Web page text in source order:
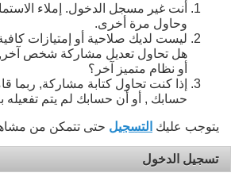
أنت غير مسجل الدخول. إملاء
وحاول مرة أخرى.
ليست لديك صلاحية أو إمتيازات
هل تحاول تعديل مشاركة شخص آخر,
أو نظام متميز آخر؟
إذا كنت تحاول كتابة مشاركة, ربما
حسابك , أو أن حسابك لم يتم تفعيله
يتوجب عليك التسجيل حتى تتمكن من
تسجيل الدخول